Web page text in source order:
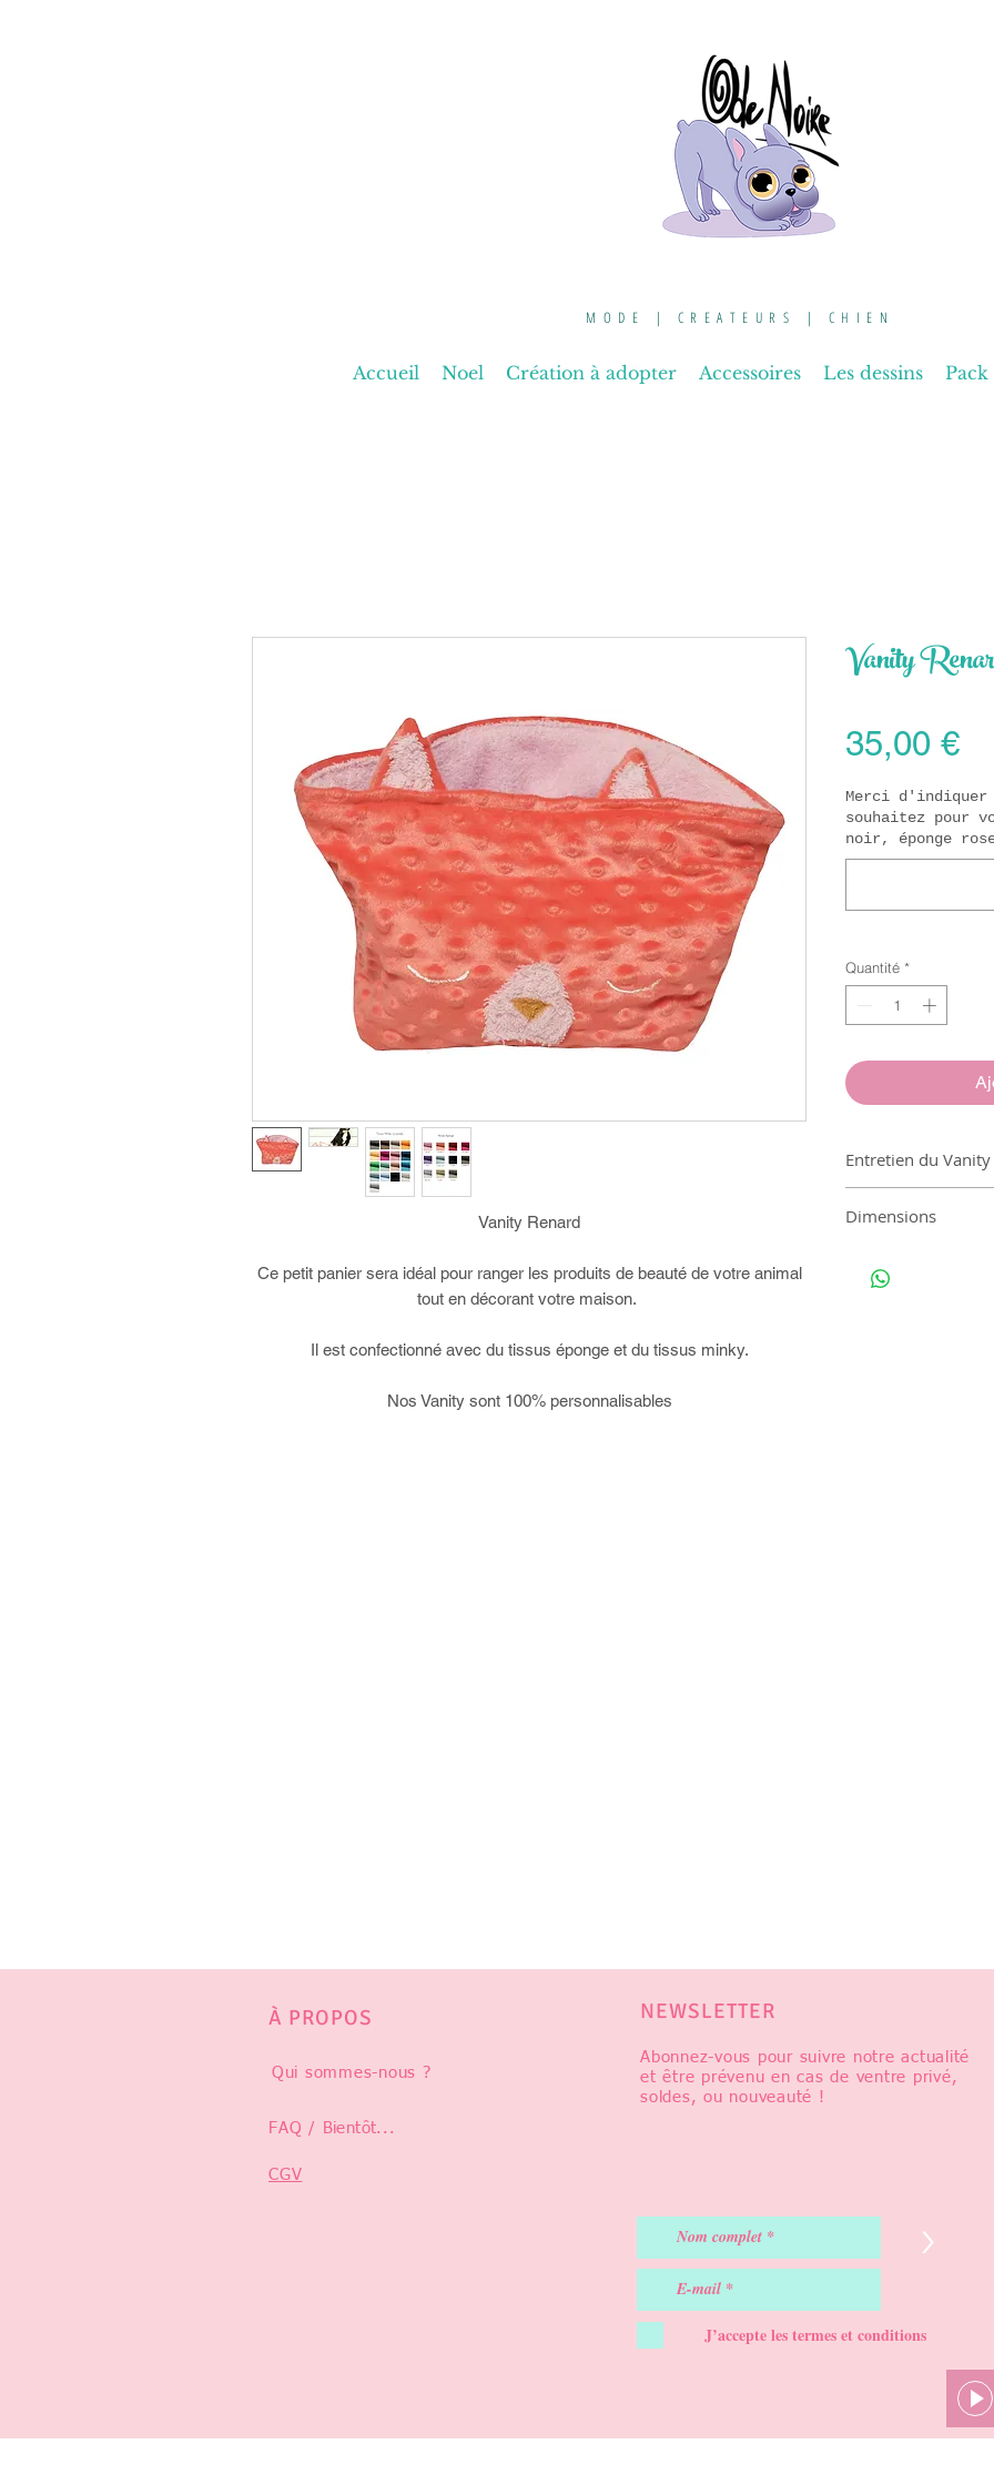
MODE | CREATEURS | CHIEN
Accueil Noel Création à adopter Accessoires Les dessins Pack
Vanity Renard
Ce petit panier sera idéal pour ranger les produits de beauté de votre animal
tout en décorant votre maison.
Il est confectionné avec du tissus éponge et du tissus minky.
Nos Vanity sont 100% personnalisables
Vanity
35,00 €
Merci d'indiquer
souhaitez pour
noir, éponge
Quantité *
Entretien du Vanity
Dimensions
Largeur 17cm
À PROPOS
Qui sommes-nous ?
FAQ / Bientôt...
NEWSLETTER
Abonnez-vous pour suivre notre actualité
et être prévenu en cas de ventre privé,
soldes, ou nouveauté !
CGV
>
J’accepte les termes et conditions